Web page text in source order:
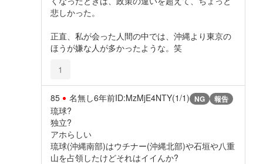
悲しかった。
正直、私が会った人間の中では、沖縄より東京の
ほうが嫌な人が多かったような。笑
1
85 名無し6年前ID:MzMjE4NTY(1/1) NG 報告
琉球?
独立?
アホらしい
琉球(沖縄南部)はウチナー(沖縄北部)や石垣や八重
山を占領したけどそれはイイんか?